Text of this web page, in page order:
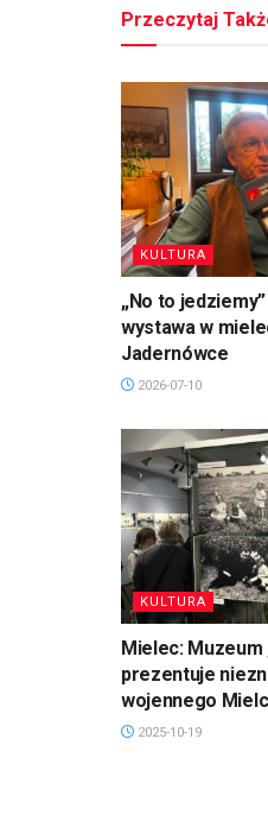
Przeczytaj
KULTURA
„No to
wystawa w
Jadernówce
2026-07-10
KULTURA
Mielec:
prezentuje
wojennego
2025-10-19